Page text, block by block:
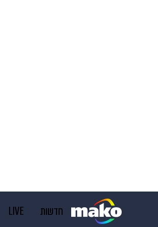
חדשות LIVE